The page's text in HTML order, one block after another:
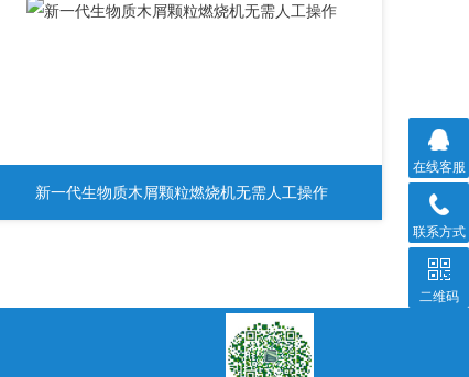
新一代生物质木屑颗粒燃烧机无需人工操作
在线客服
联系方式
二维码